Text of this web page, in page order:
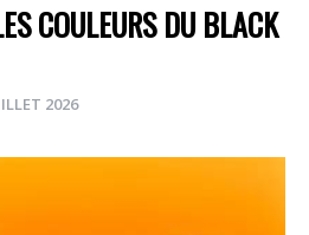
COULEURS DU BLACK
2026